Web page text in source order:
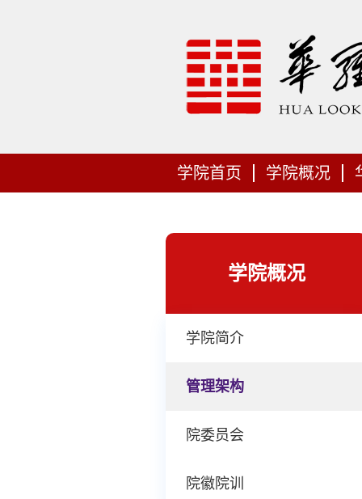
学院首页 学院概况
学院概况
学院简介
管理架构
院委员会
院徽院训